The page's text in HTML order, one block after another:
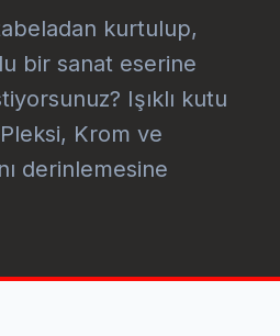
kurtulup,
bir sanat eserine
Işıklı kutu
Krom ve
derinlemesine